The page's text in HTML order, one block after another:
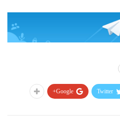
Twitter
Google+